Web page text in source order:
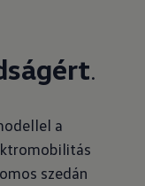
.
a
szedán